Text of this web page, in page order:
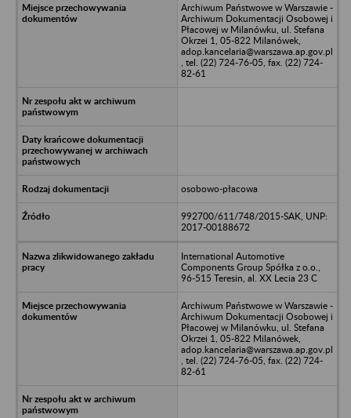
Archiwum Państwowe w Warszawie -
Archiwum Dokumentacji Osobowej i
Płacowej w Milanówku, ul. Stefana
Okrzei 1, 05-822 Milanówek,
adop.kancelaria@warszawa.ap.gov.pl
, tel. (22) 724-76-05, fax. (22) 724-
82-61
osobowo-płacowa
992700/611/748/2015-SAK, UNP:
2017-00188672
International Automotive
Components Group Spółka z o.o.,
96-515 Teresin, al. XX Lecia 23 C
Archiwum Państwowe w Warszawie -
Archiwum Dokumentacji Osobowej i
Płacowej w Milanówku, ul. Stefana
Okrzei 1, 05-822 Milanówek,
adop.kancelaria@warszawa.ap.gov.pl
, tel. (22) 724-76-05, fax. (22) 724-
82-61